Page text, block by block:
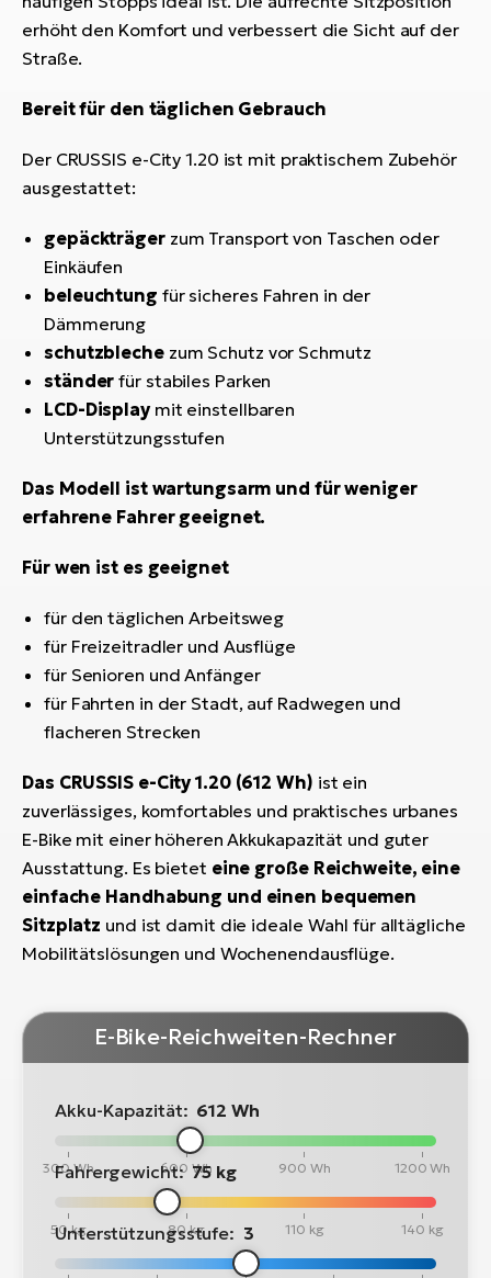
erhöht den Komfort und verbessert die Sicht auf der
Straße.
Bereit für den täglichen Gebrauch
Der CRUSSIS e-City 1.20 ist mit praktischem Zubehör
ausgestattet:
gepäckträgerzum Transport von Taschen oder
Einkäufen
beleuchtung für sicheres Fahren in der
Dämmerung
schutzblechezum Schutz vor Schmutz
ständer für stabiles Parken
LCD-Displaymit einstellbaren
Unterstützungsstufen
Das Modell ist wartungsarm und für weniger
erfahrene Fahrer geeignet.
Für wen ist es geeignet
für den täglichen Arbeitsweg
für Freizeitradler und Ausflüge
für Senioren und Anfänger
für Fahrten in der Stadt, auf Radwegen und
flacheren Strecken
Das CRUSSIS e-City 1.20 (612 Wh) ist ein
zuverlässiges, komfortables und praktisches urbanes
E-Bike mit einer höheren Akkukapazität und guter
Ausstattung. Es bietet eine große Reichweite, eine
einfache Handhabung und einen bequemen
Sitzplatz und ist damit die ideale Wahl für alltägliche
Mobilitätslösungen und Wochenendausflüge.
E-Bike-Reichweiten-Rechner
Akku-Kapazität: 612 Wh
300 Wh 600 Wh 900 Wh 1200 Wh
Fahrergewicht: 75 kg
50 kg 80 kg 110 kg 140 kg
Unterstützungsstufe: 3